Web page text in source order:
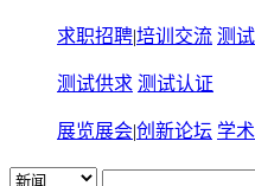
求职招聘|培训交流 测
测试供求 测试认证
展览展会|创新论坛 学